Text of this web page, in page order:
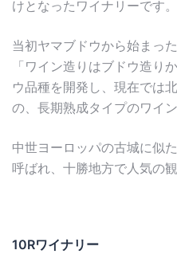
けとなったワイナリーです。
当初ヤマブドウから始まっ
「ワイン造りはブドウ造り
ウ品種を開発し、現在では
の、長期熟成タイプのワイ
中世ヨーロッパの古城に似
呼ばれ、十勝地方で人気の
10Rワイナリー